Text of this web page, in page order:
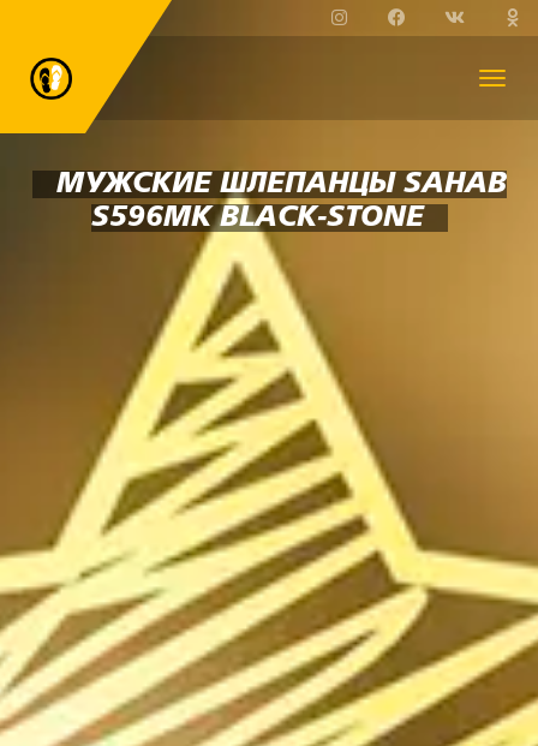
МУЖСКИЕ ШЛЕПАНЦЫ SAHAB
S596MK BLACK-STONE